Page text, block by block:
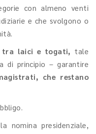
con almeno venti
e che svolgono o
tra laici e togati, tale
di principio – garantire
che restano
nomina presidenziale,